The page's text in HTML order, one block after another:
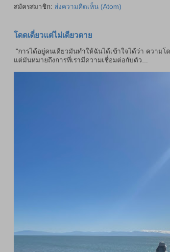
สมัครสมาชิก: ส่งความคิดเห็น (Atom)
โดดเดี่ยวแต่ไม่เดียวดาย
"การได้อยู่คนเดียวมันทำให้ฉันได้เข้าใจได้ว่า ความ
แต่มันหมายถึงการที่เรามีความเชื่อมต่อกับตัว...